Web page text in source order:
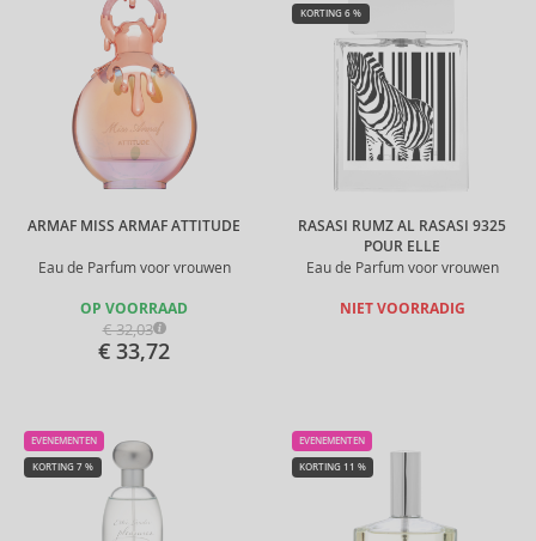
ARMAF MISS ARMAF ATTITUDE
Eau de Parfum voor vrouwen
OP VOORRAAD
€ 32,03
€ 33,72
RASASI RUMZ AL RASASI 9325
POUR ELLE
Eau de Parfum voor vrouwen
KORTING 6 %
NIET VOORRADIG
EVENEMENTEN
KORTING 7 %
EVENEMENTEN
KORTING 11 %